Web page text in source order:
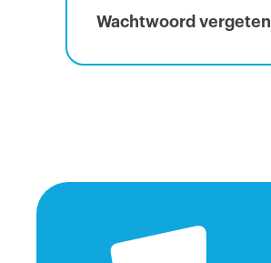
Wachtwoord